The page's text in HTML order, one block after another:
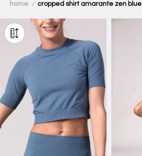
home / cropped shirt amarante zen blue